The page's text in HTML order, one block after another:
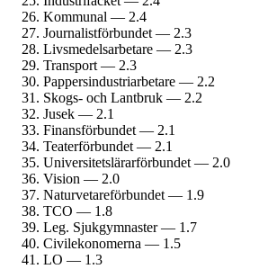
Kommunal — 2.4
Journalist­förbundet — 2.3
Livsmedels­arbetare — 2.3
Transport — 2.3
Pappersindustri­arbetare — 2.2
Skogs- och Lantbruk — 2.2
Jusek — 2.1
Finans­förbundet — 2.1
Teater­förbundet — 2.1
Universitetslärar­förbundet — 2.0
Vision — 2.0
Naturvetare­förbundet — 1.9
TCO — 1.8
Leg. Sjukgymnaster — 1.7
Civil­ekonomerna — 1.5
LO — 1.3